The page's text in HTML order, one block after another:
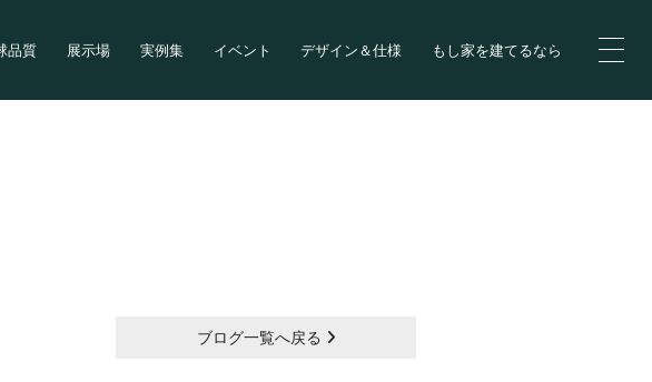
品質 展示場 実例集 イベント デザイン＆仕様 もし家を建てるなら
ブログ一覧へ戻る